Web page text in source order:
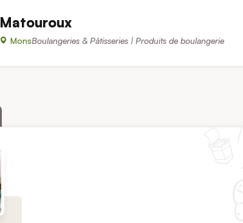
Matouroux
MonsBoulangeries & Pâtisseries | Produits de boulangerie